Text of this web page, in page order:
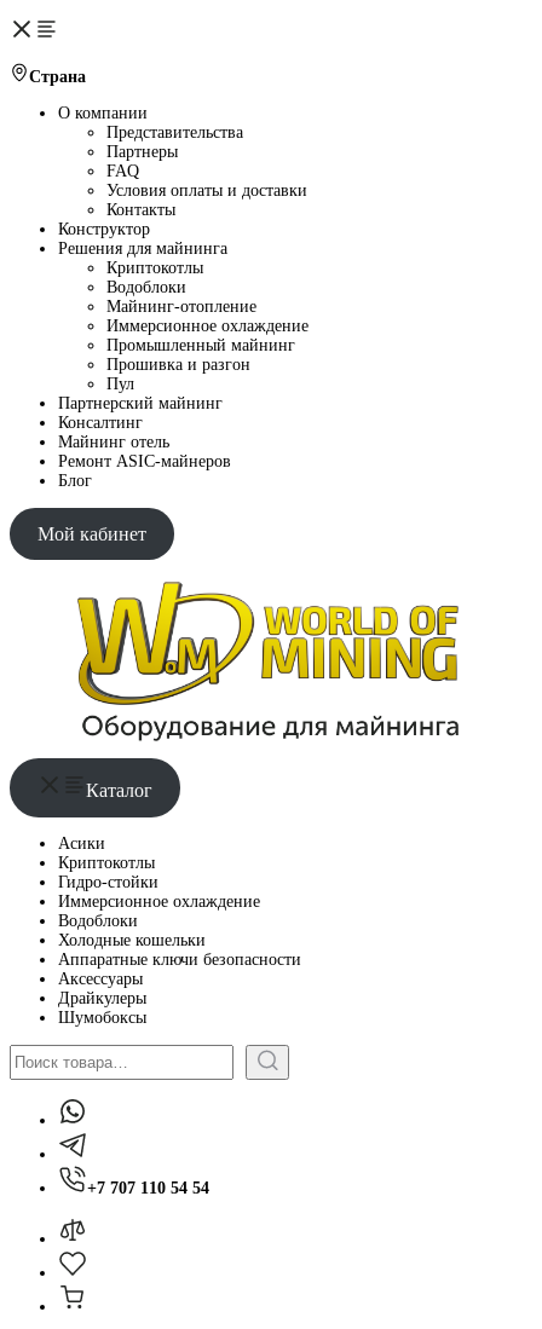
Страна
О компании
Представительства
Партнеры
FAQ
Условия оплаты и доставки
Контакты
Конструктор
Решения для майнинга
Криптокотлы
Водоблоки
Майнинг-отопление
Иммерсионное охлаждение
Промышленный майнинг
Прошивка и разгон
Пул
Партнерский майнинг
Консалтинг
Майнинг отель
Ремонт ASIC-майнеров
Блог
Мой кабинет
Каталог
Асики
Криптокотлы
Гидро-стойки
Иммерсионное охлаждение
Водоблоки
Холодные кошельки
Аппаратные ключи безопасности
Аксессуары
Драйкулеры
Шумобоксы
Поиск
+7 707 110 54 54